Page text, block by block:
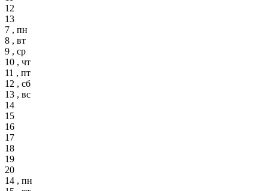
12
13
7 , пн
8 , вт
9 , ср
10 , чт
11 , пт
12 , сб
13 , вс
14
15
16
17
18
19
20
14 , пн